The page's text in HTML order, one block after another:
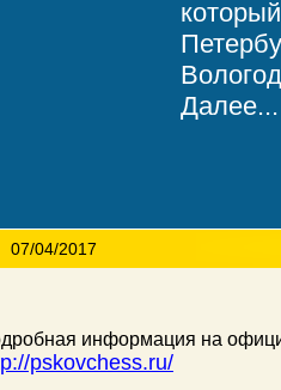
Далее...
07/04/2017
информация на
pskovchess.ru/